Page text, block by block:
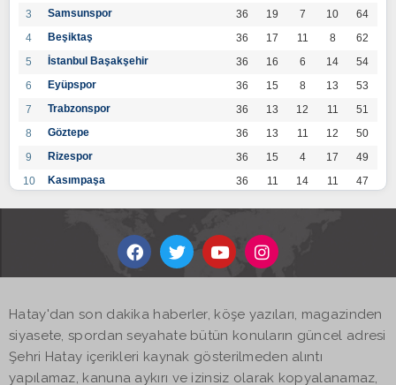
3
Samsunspor 36 19 7 10
64
4
Beşiktaş 36 17 11 8
62
5
İstanbul Başakşehir 36 16 6 14
54
6
Eyüpspor 36 15 8 13
53
7
Trabzonspor 36 13 12 11
51
8
Göztepe 36 13 11 12
50
9
Rizespor 36 15 4 17
49
10
Kasımpaşa 36 11 14 11
47
36 12
14
Kayserispor 36 11 12 13
45
17
Hatayspor 36
Hatay'dan son dakika haberler, köşe yazıları, magazinden
siyasete, spordan seyahate bütün konuların güncel adresi
Şehri Hatay içerikleri kaynak gösterilmeden alıntı
yapılamaz, kanuna aykırı ve izinsiz olarak kopyalanamaz,